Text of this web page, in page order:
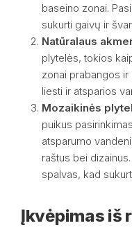
baseino zonai.
sukurti gaivų ir
Natūralaus
plytelės, tokios
zonai prabangos
liesti ir atsparios
Mozaikinės
puikus
atsparumo
raštus bei
spalvas, kad
Įkvėpimas iš